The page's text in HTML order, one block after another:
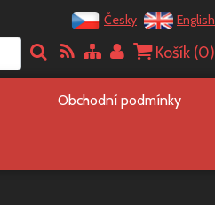
Česky English
Košík (0)
Obchodní podmínky